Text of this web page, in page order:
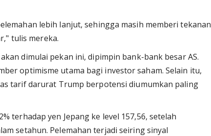
lebih lanjut, sehingga masih memberi tekanan
tulis mereka.
dimulai pekan ini, dipimpin bank-bank besar AS.
optimisme utama bagi investor saham. Selain itu,
tarif darurat Trump berpotensi diumumkan paling
terhadap yen Jepang ke level 157,56, setelah
setahun. Pelemahan terjadi seiring sinyal